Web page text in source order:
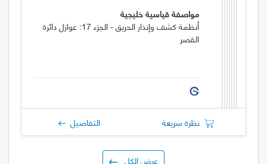
مواصفة قياسية خليجية
أنظمة كشف وإنذار الحريق - الجزء 17: عوازل دائرة
القصر
نظرة سريعة التفاصيل
عرض الكل